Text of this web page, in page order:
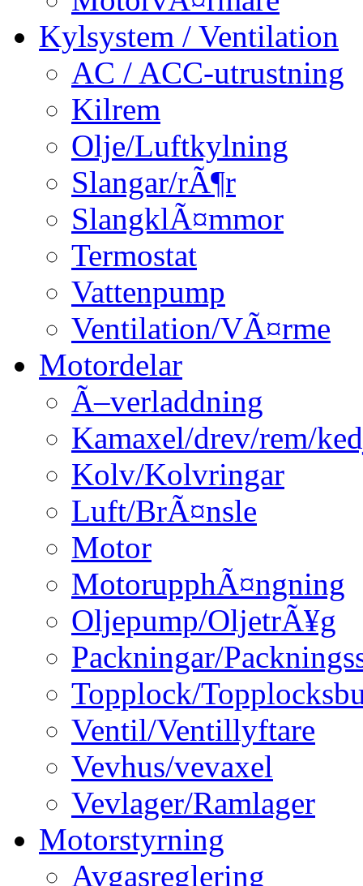
Kylsystem / Ventilation
AC / ACC-utrustning
Kilrem
Olje/Luftkylning
Slangar/rÃ¶r
SlangklÃ¤mmor
Termostat
Vattenpump
Ventilation/VÃ¤rme
Motordelar
Ã–verladdning
Kamaxel/drev/rem/
Kolv/Kolvringar
Luft/BrÃ¤nsle
Motor
MotorupphÃ¤ngning
Oljepump/OljetrÃ¥g
Packningar/
Topplock/
Ventil/Ventillyftare
Vevhus/vevaxel
Vevlager/Ramlager
Motorstyrning
Avgasreglering